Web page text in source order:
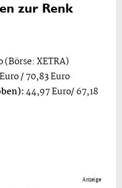
zur Renk
(Börse: XETRA)
/ 70,83 Euro
44,97 Euro/ 67,18
Anzeige